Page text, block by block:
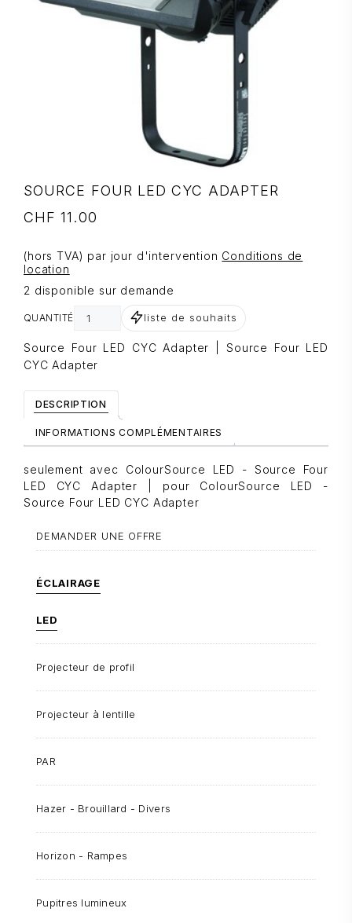
SOURCE FOUR LED CYC ADAPTER
CHF 11.00
(hors TVA) par jour d'intervention Conditions de
location
2 disponible sur demande
QUANTITÉ liste de souhaits
Source Four LED CYC Adapter | Source Four LED
CYC Adapter
DESCRIPTION
INFORMATIONS COMPLÉMENTAIRES
seulement avec ColourSource LED - Source Four
LED CYC Adapter | pour ColourSource LED -
Source Four LED CYC Adapter
DEMANDER UNE OFFRE
ÉCLAIRAGE
LED
Projecteur de profil
Projecteur à lentille
PAR
Hazer - Brouillard - Divers
Horizon - Rampes
Pupitres lumineux